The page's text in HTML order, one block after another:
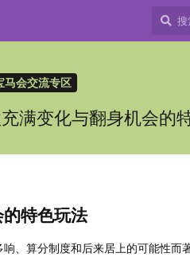
马会交流专区
满变化与翻身机会的
特色玩法
、算分制度和后来居上的可能性而